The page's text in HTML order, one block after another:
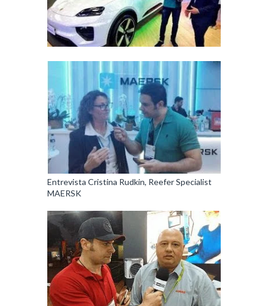
Entrevista Cristina Rudkin, Reefer Specialist
MAERSK